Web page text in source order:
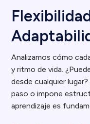
Analizamos cómo
y ritmo de vida.
desde cualquier
paso o impone
aprendizaje es